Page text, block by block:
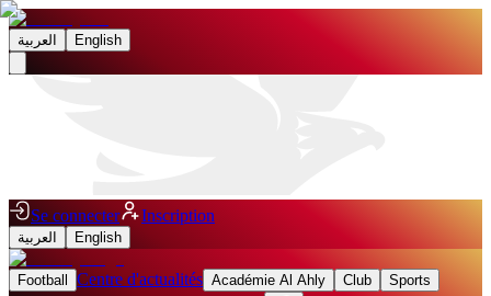
العربية English
Se connecter Inscription
العربية English
Football Centre d'actualités Académie Al Ahly Club
Sports